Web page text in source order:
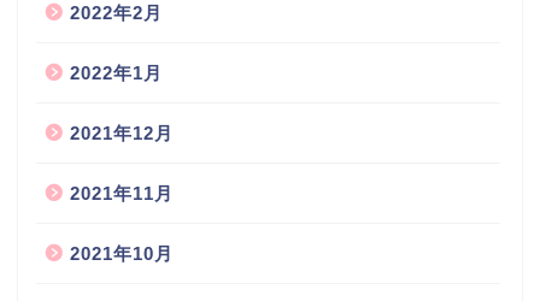
2022年2月
2022年1月
2021年12月
2021年11月
2021年10月